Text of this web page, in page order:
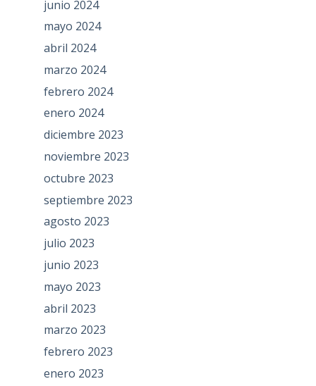
junio 2024
mayo 2024
abril 2024
marzo 2024
febrero 2024
enero 2024
diciembre 2023
noviembre 2023
octubre 2023
septiembre 2023
agosto 2023
julio 2023
junio 2023
mayo 2023
abril 2023
marzo 2023
febrero 2023
enero 2023